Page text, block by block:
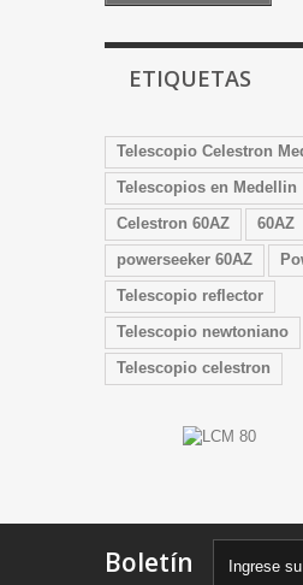
ETIQUETAS
Telescopio Celestron
Telescopios en Medellin
Celestron 60AZ
60AZ
powerseeker 60AZ
Telescopio reflector
Telescopio newtoniano
Telescopio celestron
Boletín